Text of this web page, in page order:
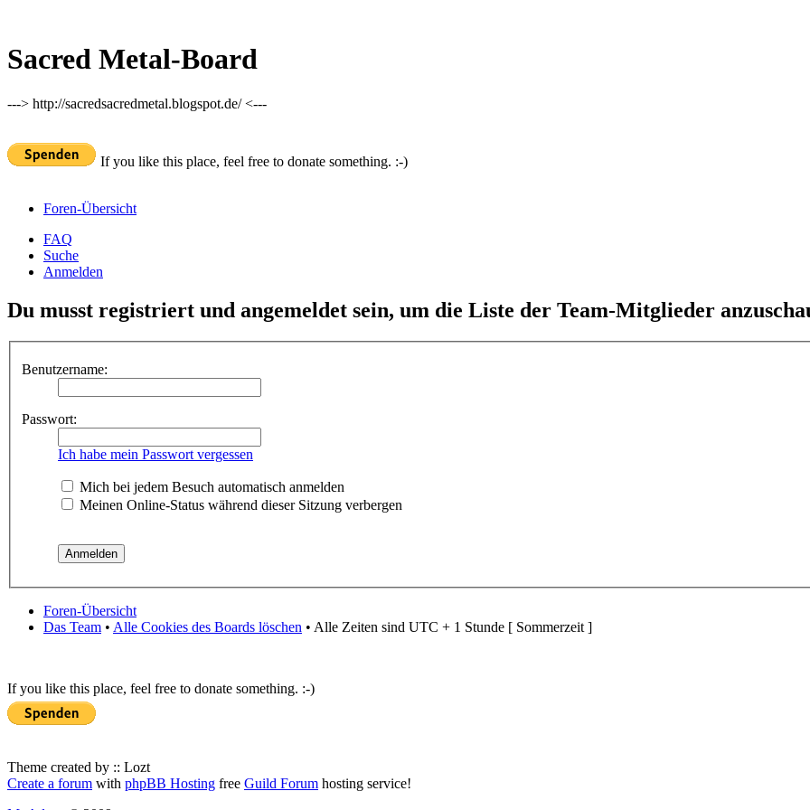
Sacred Metal-Board
---> http://sacredsacredmetal.blogspot.de/ <---
If you like this place, feel free to donate something. :-)
Foren-Übersicht
FAQ
Suche
Anmelden
Du musst registriert und angemeldet sein, um die Liste der Team-Mitglieder
Benutzername:
Passwort:
Ich habe mein Passwort vergessen
Mich bei jedem Besuch automatisch anmelden
Meinen Online-Status während dieser Sitzung verbergen
Foren-Übersicht
Das Team • Alle Cookies des Boards löschen • Alle Zeiten sind UTC + 1 Stunde [ Sommerzeit ]
If you like this place, feel free to donate something. :-)
Theme created by :: Lozt
Create a forum with phpBB Hosting free Guild Forum hosting service!